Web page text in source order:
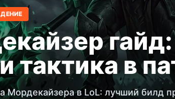
тактика в
Мордекайзера в LoL: лучший билд